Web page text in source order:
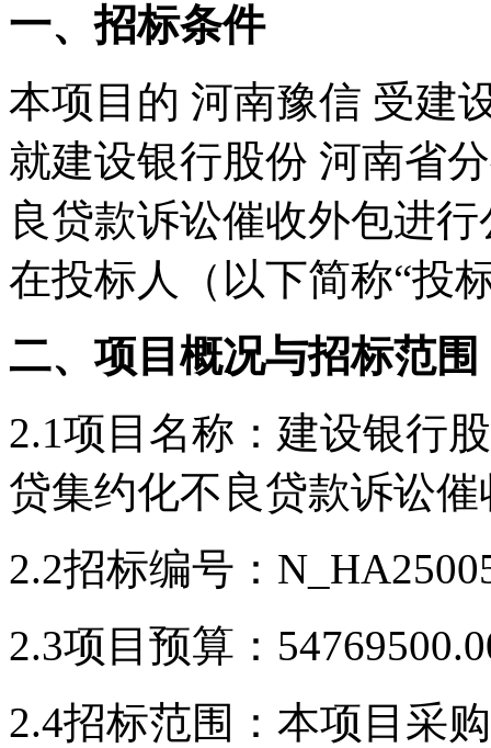
一、招标条件
本项目的 河南豫信 受建
就建设银行股份 河南省
良贷款诉讼催收外包进
在投标人（以下简称“投
二、项目概况与招标范围
2.1项目名称：建设银行
贷集约化不良贷款诉讼
2.2招标编号：
2.3项目预算：
2.4招标范围：本项目采